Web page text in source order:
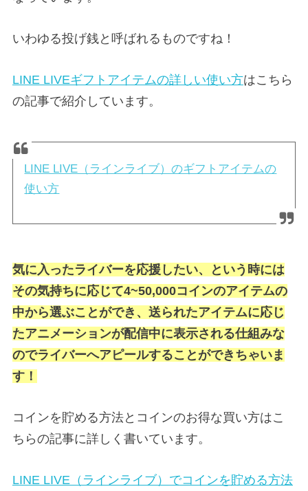
いわゆる投げ銭と呼ばれるものですね！
LINE LIVEギフトアイテムの詳しい使い方はこちら
の記事で紹介しています。
LINE LIVE（ラインライブ）のギフトアイテムの
使い方
気に入ったライバーを応援したい、という時には
その気持ちに応じて4~50,000コインのアイテムの
中から選ぶことができ、送られたアイテムに応じ
たアニメーションが配信中に表示される仕組みな
のでライバーへアピールすることができちゃいま
す！
コインを貯める方法とコインのお得な買い方はこ
ちらの記事に詳しく書いています。
LINE LIVE（ラインライブ）でコインを貯める方法